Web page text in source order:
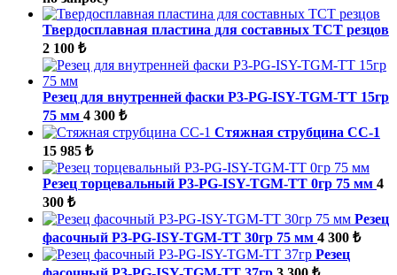
Твердосплавная пластина для составных ТСТ резцов
2 100 ₺
Резец для внутренней фаски P3-PG-ISY-TGM-ТТ 15гр
75 мм 4 300 ₺
Стяжная струбцина СС-1
15 985 ₺
Резец торцевальный P3-PG-ISY-TGM-ТТ 0гр 75 мм 4
300 ₺
Резец
фасочный P3-PG-ISY-TGM-ТТ 30гр 75 мм 4 300 ₺
Резец